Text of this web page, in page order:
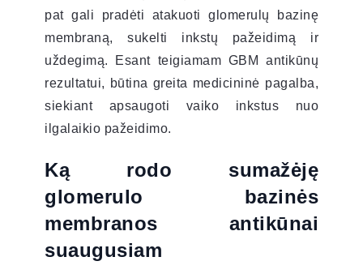
pat gali pradėti atakuoti glomerulų bazinę
membraną, sukelti inkstų pažeidimą ir
uždegimą. Esant teigiamam GBM antikūnų
rezultatui, būtina greita medicininė pagalba,
siekiant apsaugoti vaiko inkstus nuo
ilgalaikio pažeidimo.
Ką rodo sumažėję
glomerulo bazinės
membranos antikūnai
suaugusiam